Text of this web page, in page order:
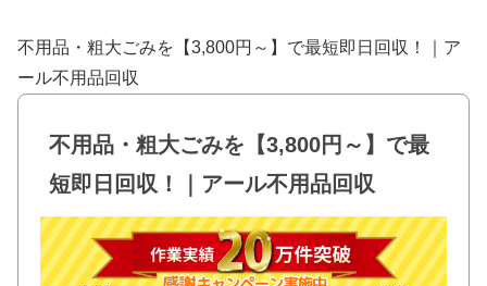
不用品・粗大ごみを【3,800円～】で最短即日回収！｜ア
ール不用品回収
不用品・粗大ごみを【3,800円～】で最
短即日回収！｜アール不用品回収